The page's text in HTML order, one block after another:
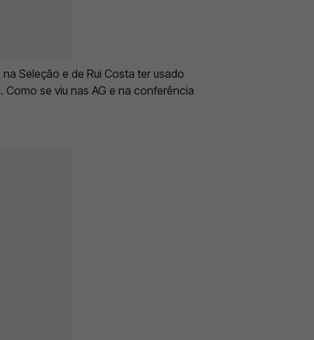
Seleção e de Rui Costa ter usado
se viu nas AG e na conferência